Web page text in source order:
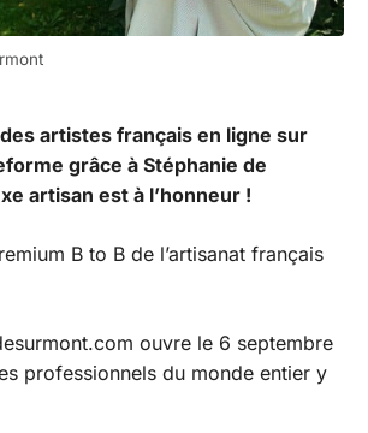
artistes français en ligne sur
grâce à Stéphanie de
artisan est à l’honneur !
B to B de l’artisanat français
ouvre le 6 septembre
professionnels du monde entier y